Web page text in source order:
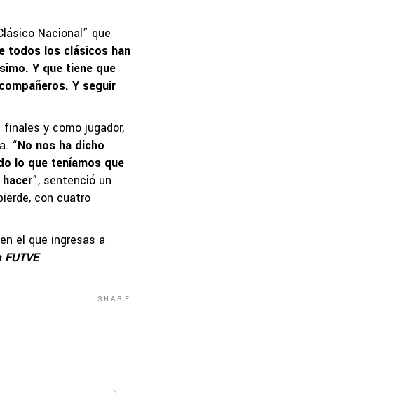
Nacional” que
todos los clásicos han
Y que tiene que
Y seguir
y como jugador,
“No nos ha dicho
lo que teníamos que
”, sentenció un
con cuatro
el que ingresas a
SHARE